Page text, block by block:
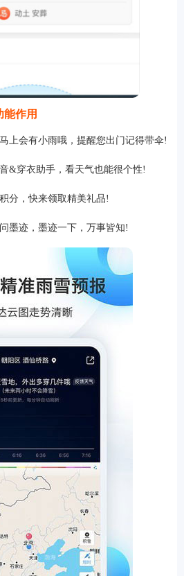
能作用
上会有小雨哦，提醒您出门记得带伞!
&穿衣助手，看天气也能很个性!
分，快来领取精美礼品!
墨迹，墨迹一下，万事皆知!